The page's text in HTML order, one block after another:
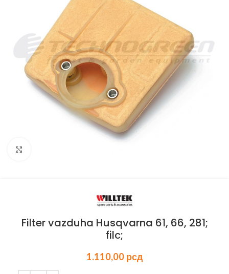
Filter vazduha Husqvarna 61, 66, 281;
filc;
1.110,00 рсд